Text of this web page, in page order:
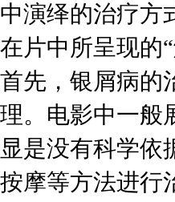
中演绎的治疗方
在片中所呈现的
首先，银屑病的
理。电影中一般
显是没有科学依
按摩等方法进行